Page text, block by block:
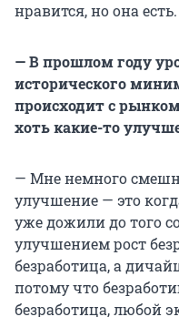
нравится, но она есть.
— В прошлом году
исторического
происходит с
хоть какие-то
— Мне немного
улучшение — это
уже дожили до того
улучшением рост
безработица, а
потому что
безработица, любой